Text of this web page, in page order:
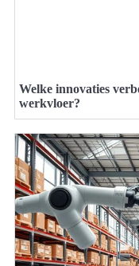
Welke innovaties
werkvloer?